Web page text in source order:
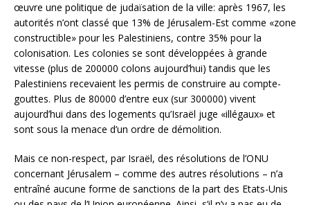
œuvre une politique de judaïsation de la ville: après 1967, les
autorités n’ont classé que 13% de Jérusalem-Est comme «zone
constructible» pour les Palestiniens, contre 35% pour la
colonisation. Les colonies se sont développées à grande
vitesse (plus de 200000 colons aujourd’hui) tandis que les
Palestiniens recevaient les permis de construire au compte-
gouttes. Plus de 80000 d’entre eux (sur 300000) vivent
aujourd’hui dans des logements qu’Israël juge «illégaux» et
sont sous la menace d’un ordre de démolition.
Mais ce non-respect, par Israël, des résolutions de l’ONU
concernant Jérusalem – comme des autres résolutions – n’a
entraîné aucune forme de sanctions de la part des Etats-Unis